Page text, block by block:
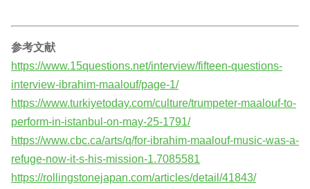
参考文献
https://www.15questions.net/interview/fifteen-questions-
interview-ibrahim-maalouf/page-1/
https://www.turkiyetoday.com/culture/trumpeter-maalouf-to-
perform-in-istanbul-on-may-25-1791/
https://www.cbc.ca/arts/q/for-ibrahim-maalouf-music-was-a-
refuge-now-it-s-his-mission-1.7085581
https://rollingstonejapan.com/articles/detail/41843/